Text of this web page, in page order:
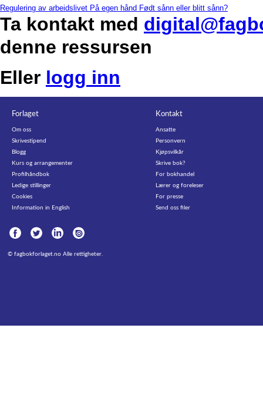
Regulering av arbeidslivet På egen hånd Født sånn eller blitt sånn?
Ta kontakt med
denne ressursen
Eller logg inn
Forlaget
Om oss
Skrivestipend
Blogg
Kurs og arrangementer
Profilhåndbok
Ledige stillinger
Cookies
Information in English
Kontakt
Ansatte
Personvern
Kjøpsvilkår
Skrive bok?
For bokhandel
Lærer og foreleser
For presse
Send oss filer
© fagbokforlaget.no Alle rettigheter.